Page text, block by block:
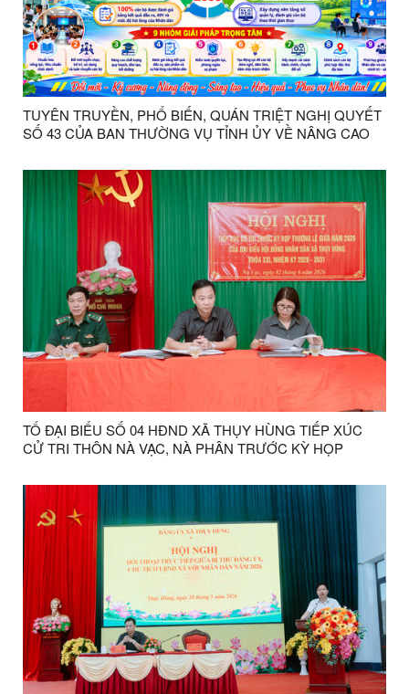
TUYÊN TRUYỀN, PHỔ BIẾN, QUÁN TRIỆT NGHỊ QUYẾT
SỐ 43 CỦA BAN THƯỜNG VỤ TỈNH ỦY VỀ NÂNG CAO
CHỨC XÃ, PHƯỜNG ĐÁP ỨNG YÊU CẦU NHIỆM VỤ
TRONG GIAI ĐOẠN MỚI.
TỔ ĐẠI BIỂU SỐ 04 HĐND XÃ THỤY HÙNG TIẾP XÚC
CỬ TRI THÔN NÀ VẠC, NÀ PHÂN TRƯỚC KỲ HỌP